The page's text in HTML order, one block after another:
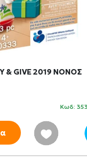
& GIVE 2019 ΝΟΝΟΣ
Κωδ: